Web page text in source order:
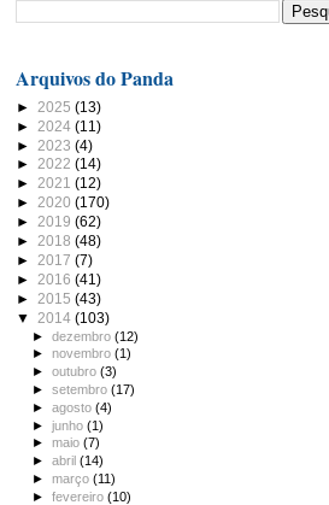
Arquivos do Panda
► 2025 (13)
► 2024 (11)
► 2023 (4)
► 2022 (14)
► 2021 (12)
► 2020 (170)
► 2019 (62)
► 2018 (48)
► 2017 (7)
► 2016 (41)
► 2015 (43)
▼ 2014 (103)
►dezembro(12)
►novembro(1)
►outubro(3)
►setembro(17)
►agosto(4)
►junho(1)
►maio(7)
►abril(14)
►março(11)
►fevereiro(10)